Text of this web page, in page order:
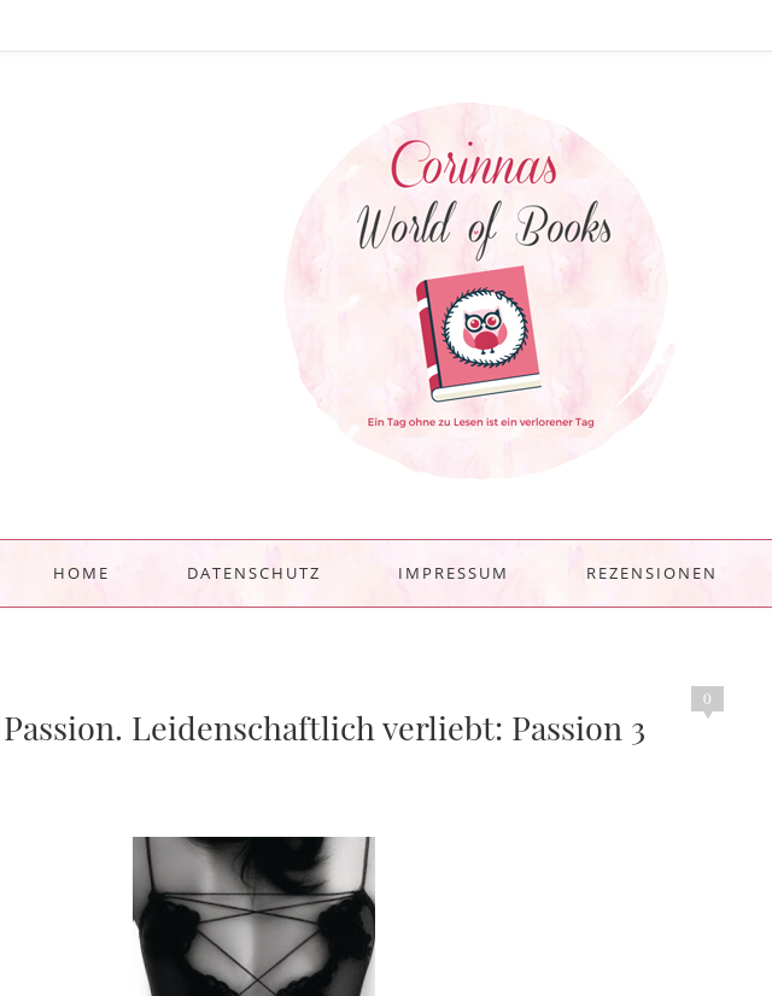
HOME DATENSCHUTZ IMPRESSUM REZENSIONEN
0
Leidenschaftlich verliebt: Passion 3